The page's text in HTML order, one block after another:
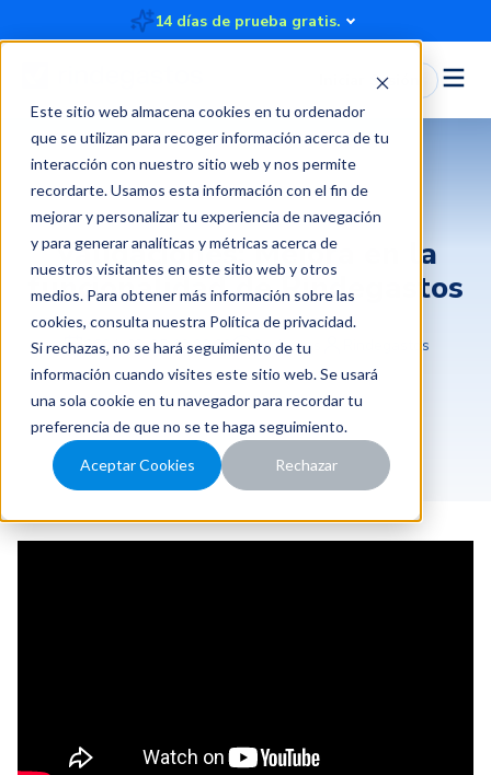
Este sitio web almacena cookies en tu ordenador
que se utilizan para recoger información acerca de tu
interacción con nuestro sitio web y nos permite
recordarte. Usamos esta información con el fin de
mejorar y personalizar tu experiencia de navegación
y para generar analíticas y métricas acerca de
nuestros visitantes en este sitio web y otros
medios. Para obtener más información sobre las
cookies, consulta nuestra Política de privacidad.
Si rechazas, no se hará seguimiento de tu
información cuando visites este sitio web. Se usará
una sola cookie en tu navegador para recordar tu
preferencia de que no se te haga seguimiento.
Aceptar Cookies Rechazar
14 días de prueba gratis.
Iniciar Sesión
Validaciones: Mejora en la
funcionalidad de Rindegastos
2024-03-25 12:29:02 2 minutos Rindegastos